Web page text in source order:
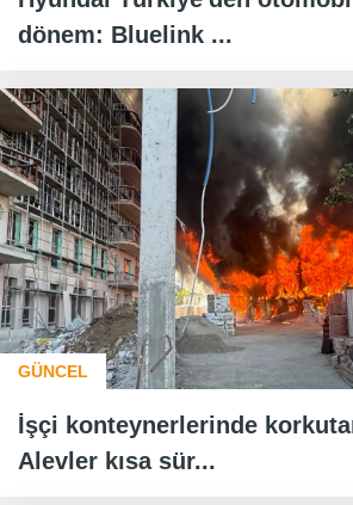
dönem: Bluelink ...
GÜNCEL
İşçi konteynerlerinde
Alevler kısa sür...